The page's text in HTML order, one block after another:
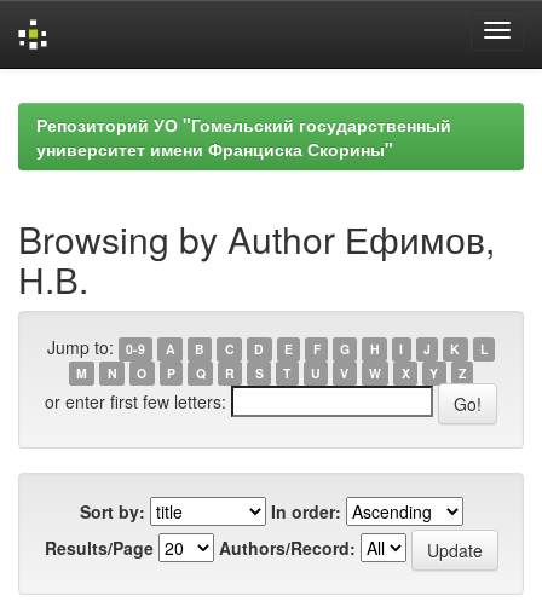
navigationРепозиторий УО "Гомельский государственный
университет имени Франциска Скорины"
Browsing by Author Ефимов,
Н.В.
Jump to: 0-9 A B C D E F G H I J K
L
M
N O P Q R S T U V W X Y Z
or enter first few letters:
Sort by:
In order:
Results/Page
Authors/Record: